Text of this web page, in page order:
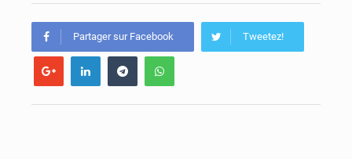
Partager sur Facebook Tweetez!